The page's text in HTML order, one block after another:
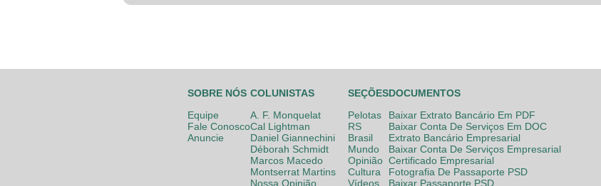
SOBRE NÓS
Equipe
Fale Conosco
Anuncie
COLUNISTAS
A. F. Monquelat
Cal Lightman
Daniel Giannechini
Déborah Schmidt
Marcos Macedo
Montserrat Martins
Nossa Opinião
SEÇÕES
Pelotas
RS
Brasil
Mundo
Opinião
Cultura
Vídeos
DOCUMENTOS
Baixar Extrato Bancário Em PDF
Baixar Conta De Serviços Em DOC
Extrato Bancário Empresarial
Baixar Conta De Serviços Empresarial
Certificado Empresarial
Fotografia De Passaporte PSD
Baixar Passaporte PSD